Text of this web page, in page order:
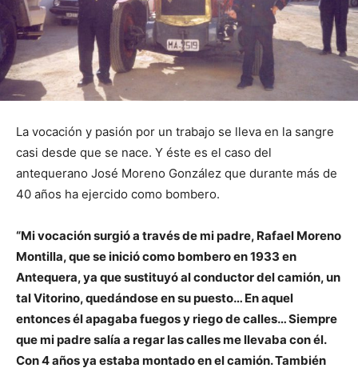
La vocación y pasión por un trabajo se lleva en la sangre
casi desde que se nace. Y éste es el caso del
antequerano José Moreno González que durante más de
40 años ha ejercido como bombero.
“Mi vocación surgió a través de mi padre, Rafael Moreno
Montilla, que se inició como bombero en 1933 en
Antequera, ya que sustituyó al conductor del camión, un
tal Vitorino, quedándose en su puesto… En aquel
entonces él apagaba fuegos y riego de calles… Siempre
que mi padre salía a regar las calles me llevaba con él.
Con 4 años ya estaba montado en el camión. También